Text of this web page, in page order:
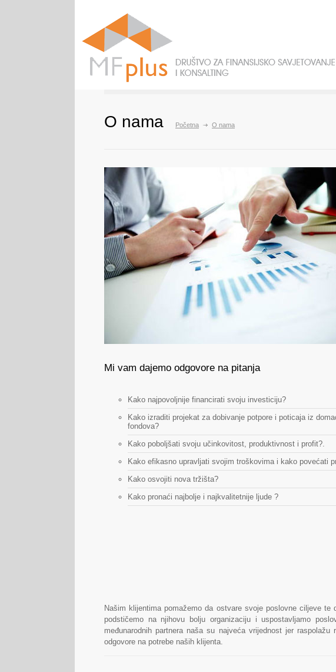
O nama Početna O nama
Mi vam dajemo odgovore na pitanja
Kako najpovoljnije financirati svoju investiciju?
Kako izraditi projekat za dobivanje potpore i poticaja iz
fondova?
Kako poboljšati svoju učinkovitost, produktivnost i profit?.
Kako efikasno upravljati svojim troškovima i kako povećati
Kako osvojiti nova tržišta?
Kako pronaći najbolje i najkvalitetnije ljude ?
Našim klijentima pomažemo da ostvare svoje poslovne ciljeve
podstičemo na njihovu bolju organizaciju i uspostavljamo
međunarodnih partnera naša su najveća vrijednost jer
odgovore na potrebe naših klijenta.